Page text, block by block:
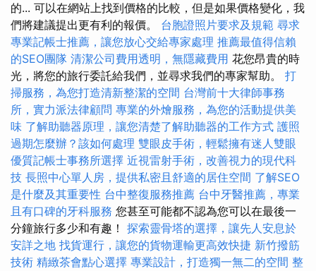
的... 可以在網站上找到價格的比較，但是如果價格變化，我
們將建議提出更有利的報價。 台胞證照片要求及規範 尋求
專業記帳士推薦，讓您放心交給專家處理 推薦最值得信賴
的SEO團隊 清潔公司費用透明，無隱藏費用 花您昂貴的時
光，將您的旅行委託給我們，並尋求我們的專家幫助。 打
掃服務，為您打造清新整潔的空間 台灣前十大律師事務
所，實力派法律顧問 專業的外燴服務，為您的活動提供美
味 了解助聽器原理，讓您清楚了解助聽器的工作方式 護照
過期怎麼辦？該如何處理 雙眼皮手術，輕鬆擁有迷人雙眼
優質記帳士事務所選擇 近視雷射手術，改善視力的現代科
技 長照中心單人房，提供私密且舒適的居住空間 了解SEO
是什麼及其重要性 台中整復服務推薦 台中牙醫推薦，專業
且有口碑的牙科服務 您甚至可能都不認為您可以在最後一
分鐘旅行多少和有趣！ 探索靈骨塔的選擇，讓先人安息於
安詳之地 找貨運行，讓您的貨物運輸更高效快捷 新竹撥筋
技術 精緻茶會點心選擇 專業設計，打造獨一無二的空間 整